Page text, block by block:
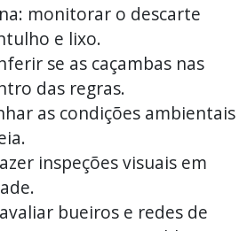
monitorar o descarte
e lixo.
se as caçambas nas
das regras.
as condições ambientais
inspeções visuais em
bueiros e redes de